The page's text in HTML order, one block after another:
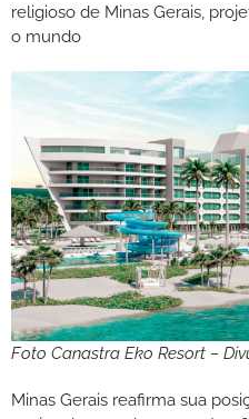
religioso de Minas Gerais,
o mundo
Foto Canastra Eko Resort –
Minas Gerais reafirma sua